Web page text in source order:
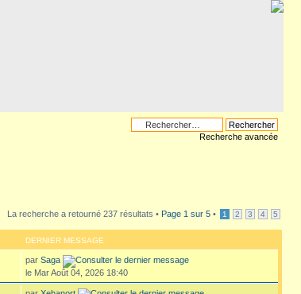
Recherche avancée
La recherche a retourné 237 résultats • Page 1 sur 5 • 1 2 3 4 5
DERNIER MESSAGE
par Saga
le Mar Août 04, 2026 18:40